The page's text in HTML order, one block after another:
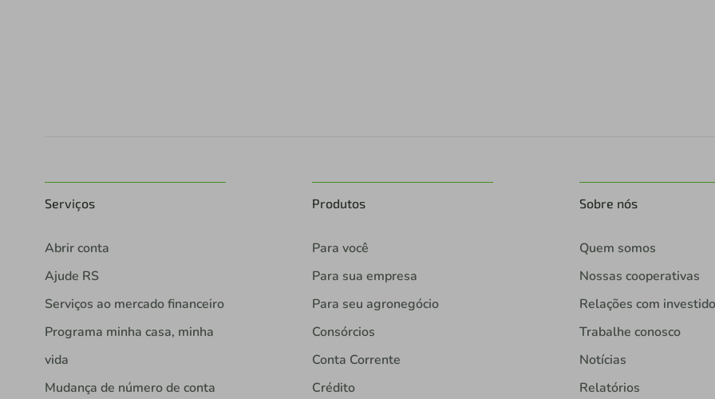
Serviços
Abrir conta
Ajude RS
Serviços ao mercado financeiro
Programa minha casa, minha
vida
Mudança de número de conta
Produtos
Para você
Para sua empresa
Para seu agronegócio
Consórcios
Conta Corrente
Crédito
Sobre nós
Quem somos
Nossas cooperativas
Relações com
Trabalhe conosco
Notícias
Relatórios